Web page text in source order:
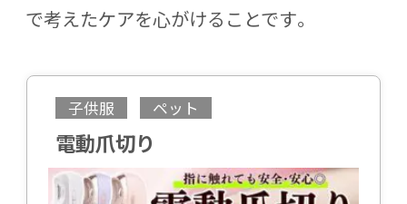
で考えたケアを心がけることです。
子供服 ペット
電動爪切り